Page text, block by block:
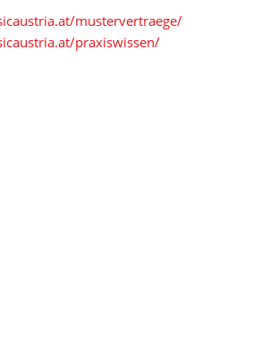
mustervertraege/
praxiswissen/